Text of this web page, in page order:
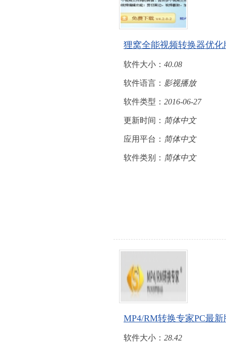
狸窝全能视频转换器优
软件大小： 40.08
软件语言： 影视播放
软件类型： 2016-06-27
更新时间： 简体中文
应用平台： 简体中文
软件类别： 简体中文
MP4/RM转换专家PC最
软件大小： 28.42